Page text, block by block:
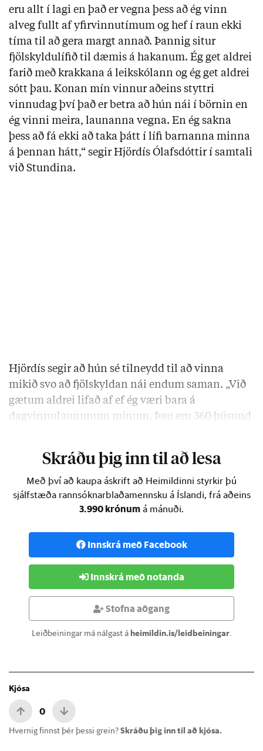
eru allt í lagi en það er vegna þess að ég vinn
alveg fullt af yfirvinnutímum og hef í raun ekki
tíma til að gera margt annað. Þannig situr
fjölskyldulífið til dæmis á hakanum. Ég get aldrei
farið með krakkana á leikskólann og ég get aldrei
sótt þau. Konan mín vinnur aðeins styttri
vinnudag því það er betra að hún nái í börnin en
ég vinni meira, launanna vegna. En ég sakna
þess að fá ekki að taka þátt í lífi barnanna minna
á þennan hátt,“ segir Hjördís Ólafsdóttir í samtali
við Stundina.
Hjördís segir að hún sé tilneydd til að vinna
mikið svo að fjölskyldan nái endum saman. „Við
gætum aldrei lifað af ef ég væri bara á
dagvinnulaununum mínum. Þau eru 360 þúsund
Skráðu þig inn til að lesa
Með því að kaupa áskrift að Heimildinni styrkir þú
sjálfstæða rannsóknarblaðamennsku á Íslandi, frá aðeins
3.990 krónum á mánuði.
Innskrá með Facebook
Innskrá með notanda
Stofna aðgang
Leiðbeiningar má nálgast áheimildin.is/leidbeiningar.
Kjósa
0
Hvernig finnst þér þessi grein?Skráðu þig inn til að kjósa.